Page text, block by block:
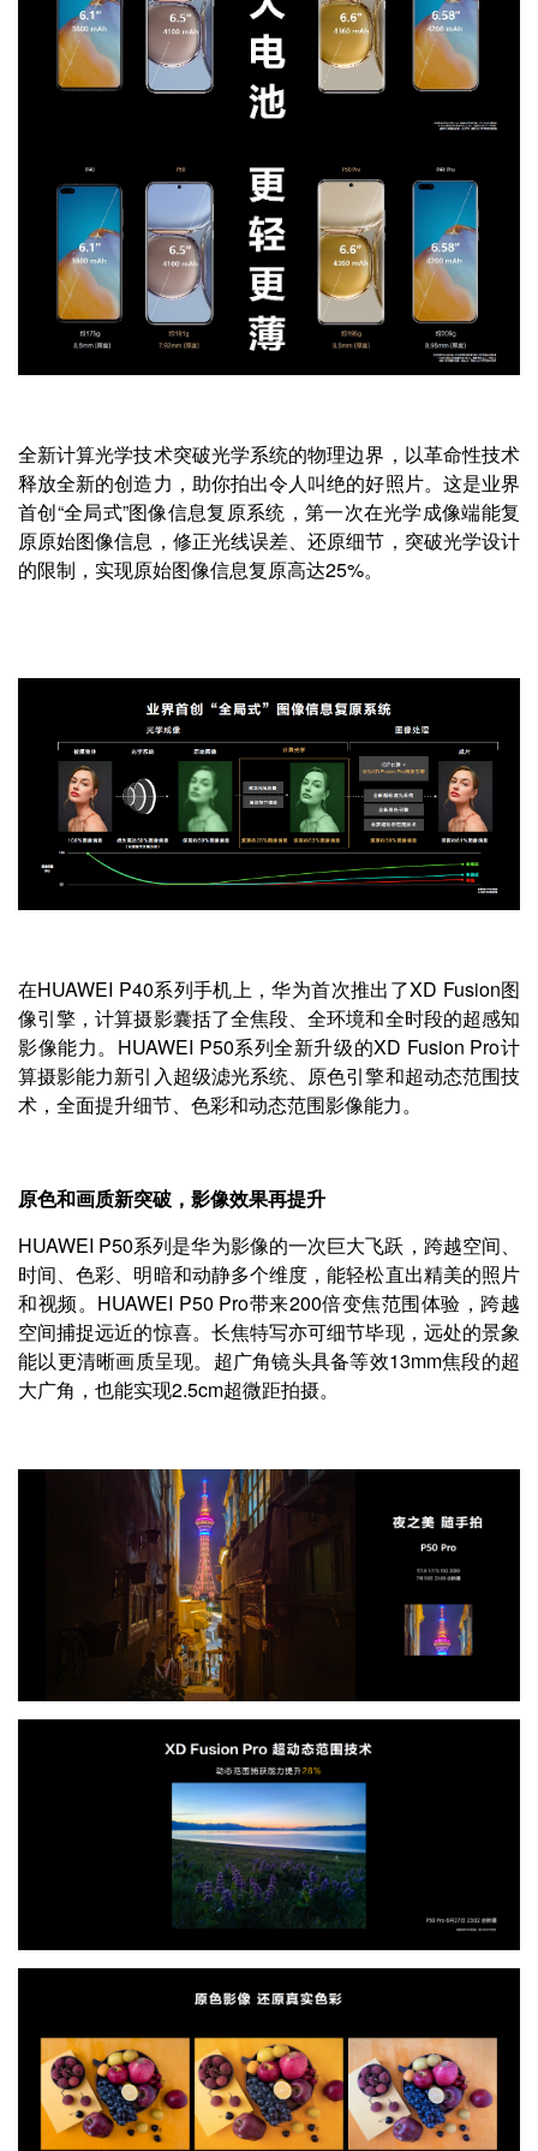
全新计算光学技术突破光学系统的物理边界，以革命性技术
释放全新的创造力，助你拍出令人叫绝的好照片。这是业界
首创“全局式”图像信息复原系统，第一次在光学成像端能复
原原始图像信息，修正光线误差、还原细节，突破光学设计
的限制，实现原始图像信息复原高达25%。
在HUAWEI P40系列手机上，华为首次推出了XD Fusion图
像引擎，计算摄影囊括了全焦段、全环境和全时段的超感知
影像能力。HUAWEI P50系列全新升级的XD Fusion Pro计
算摄影能力新引入超级滤光系统、原色引擎和超动态范围技
术，全面提升细节、色彩和动态范围影像能力。
原色和画质新突破，影像效果再提升
HUAWEI P50系列是华为影像的一次巨大飞跃，跨越空间、
时间、色彩、明暗和动静多个维度，能轻松直出精美的照片
和视频。HUAWEI P50 Pro带来200倍变焦范围体验，跨越
空间捕捉远近的惊喜。长焦特写亦可细节毕现，远处的景象
能以更清晰画质呈现。超广角镜头具备等效13mm焦段的超
大广角，也能实现2.5cm超微距拍摄。